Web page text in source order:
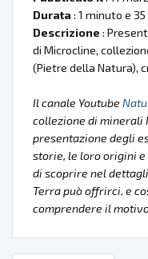
Durata : 1 minuto e
Descrizione :
di Microcline,
(Pietre della Natura),
Il canale Youtube
collezione di minerali
presentazione degli
storie, le loro origini
di scoprire nel
Terra può offrirci, e
comprendere il